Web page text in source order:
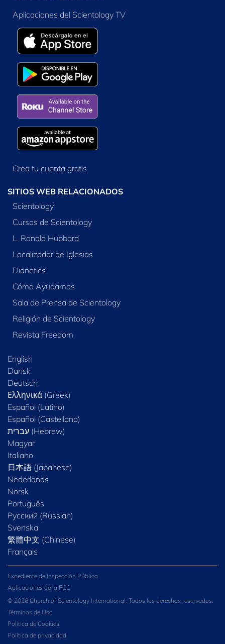
Aplicaciones del Scientology TV
Crea tu cuenta gratis
SITIOS WEB RELACIONADOS
Scientology
Cursos de Scientology
L. Ronald Hubbard
Localizador de Iglesias
Dianetics
Cómo Ayudamos
Sala de Prensa de Scientology
Religión de Scientology
Revista Freedom
English
Dansk
Deutsch
Ελληνικά (Greek)
Español (Latino)
Español (Castellano)
Magyar
Italiano
日本語 (Japanese)
Nederlands
Norsk
Português
Русский (Russian)
Svenska
繁體中文 (Chinese)
Français
Expediente de Inspección Pública
Aplicaciones de la FCC
© 2026 Church of Scientology International. Todos los derechos reservados.
Términos de Uso
Política de Cookies
Política de privacidad